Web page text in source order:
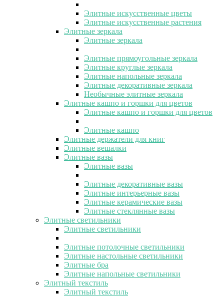
Элитные искусственные цветы
Элитные искусственные растения
Элитные зеркала
Элитные зеркала
Элитные прямоугольные зеркала
Элитные круглые зеркала
Элитные напольные зеркала
Элитные декоративные зеркала
Необычные элитные зеркала
Элитные кашпо и горшки для цветов
Элитные кашпо и горшки для цветов
Элитные кашпо
Элитные держатели для книг
Элитные вешалки
Элитные вазы
Элитные вазы
Элитные декоративные вазы
Элитные интерьерные вазы
Элитные керамические вазы
Элитные стеклянные вазы
Элитные светильники
Элитные светильники
Элитные потолочные светильники
Элитные настольные светильники
Элитные бра
Элитные напольные светильники
Элитный текстиль
Элитный текстиль